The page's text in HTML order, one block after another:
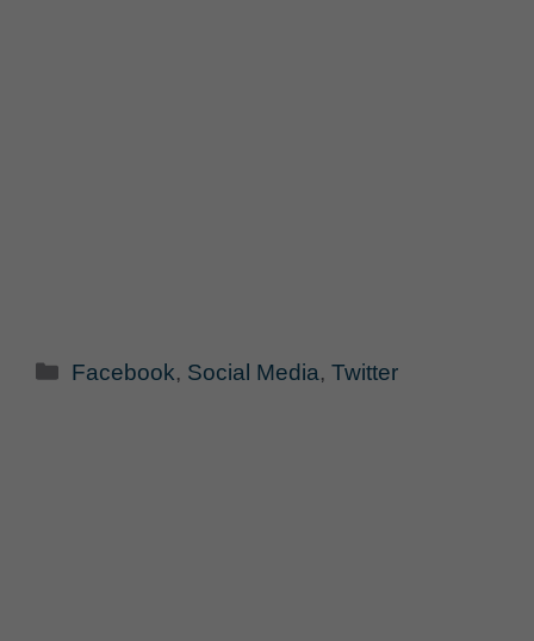
Categorie
Facebook, Social Media,Twitter